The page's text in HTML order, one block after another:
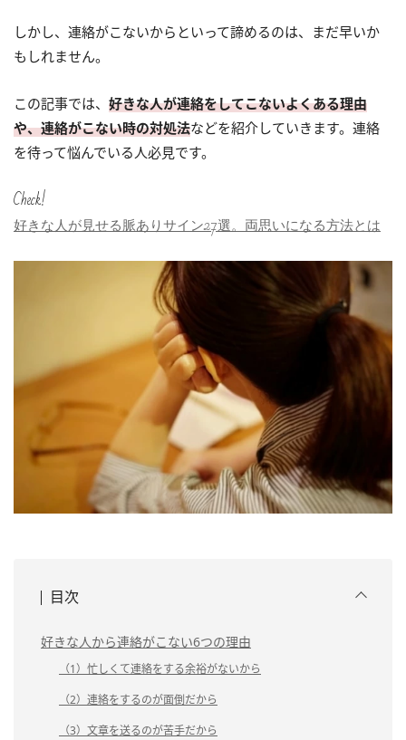
しかし、連絡がこないからといって諦めるのは、まだ早いか
もしれません。
この記事では、 好きな人が連絡をしてこないよくある理由
や、連絡がこない時の対処法などを紹介していきます。連絡
を待って悩んでいる人必見です。
Check!
好きな人が見せる脈ありサイン27選。両思いになる方法とは
目次
好きな人から連絡がこない6つの理由
（1）忙しくて連絡をする余裕がないから
（2）連絡をするのが面倒だから
（3）文章を送るのが苦手だから